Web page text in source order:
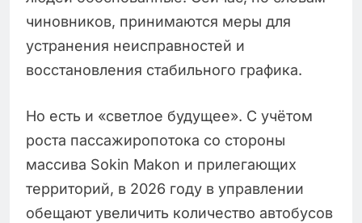
чиновников, принимаются меры для
устранения неисправностей и
восстановления стабильного графика.
Но есть и «светлое будущее». С учётом
роста пассажиропотока со стороны
массива Sokin Makon и прилегающих
территорий, в 2026 году в управлении
обещают увеличить количество автобусов